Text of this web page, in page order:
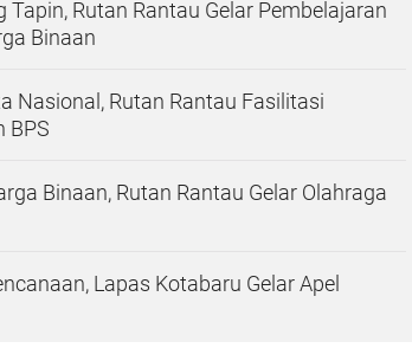
Tapin, Rutan Rantau Gelar Pembelajaran
Binaan
Nasional, Rutan Rantau Fasilitasi
BPS
Binaan, Rutan Rantau Gelar Olahraga
Lapas Kotabaru Gelar Apel